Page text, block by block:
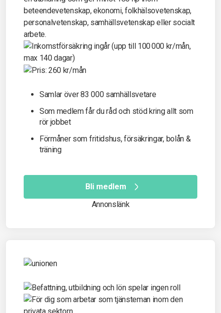
Samlar över 83 000 samhällsvetare
Som medlem får du råd och stöd kring allt som
rör jobbet
Förmåner som fritidshus, försäkringar, bolån &
träning
Bli medlem
Annonslänk